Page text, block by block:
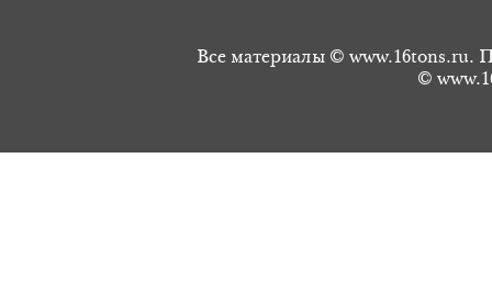
Все материалы © www.16tons.ru.
©